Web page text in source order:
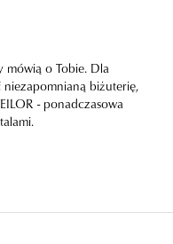
mówią o Tobie. Dla
biżuterię,
- ponadczasowa